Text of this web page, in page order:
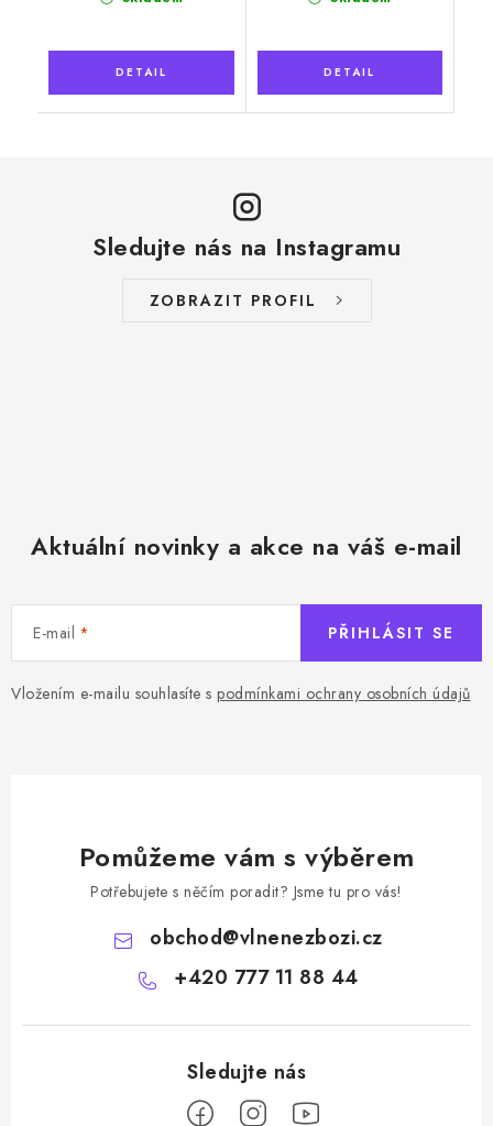
Sledujte nás na Instagramu
ZOBRAZIT PROFIL
Aktuální novinky a akce na váš e-mail
E-mail
Vložením e-mailu souhlasíte s podmínkami ochrany osobních údajů
PŘIHLÁSIT SE
Pomůžeme vám s výběrem
Potřebujete s něčím poradit? Jsme tu pro vás!
obchod@vlnenezbozi.cz
+420 777 11 88 44